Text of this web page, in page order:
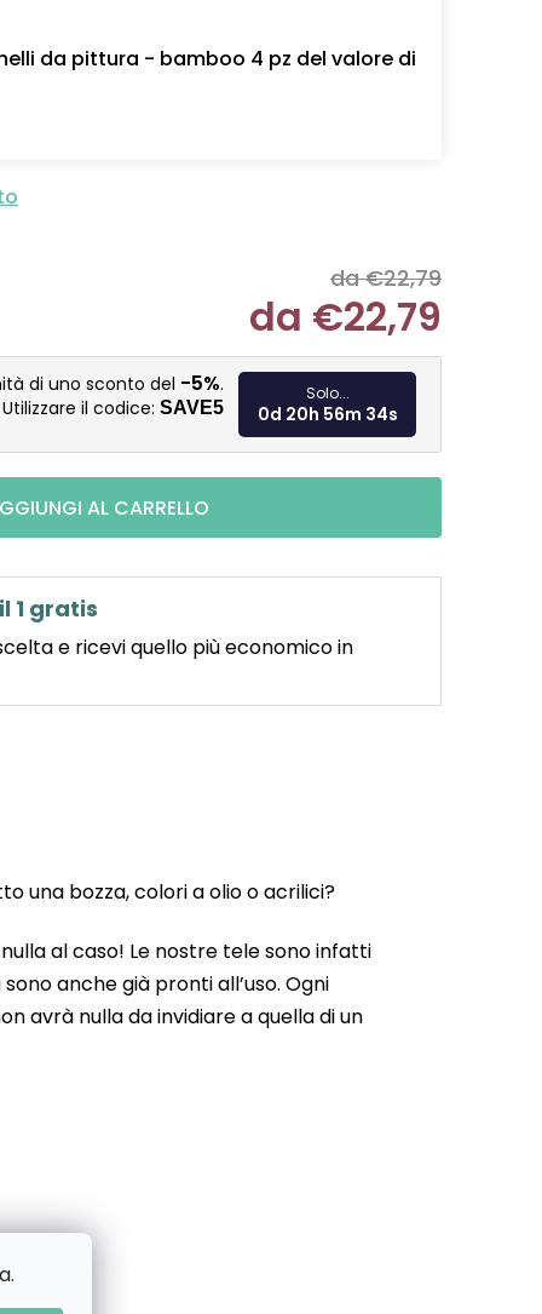
da pittura - bamboo 4 pz del valore di
da €22,79
da €22,79
Misura
di uno sconto del -5%.
Utilizzare il codice: SAVE5
Solo...
0d 20h 56m 33s
AL CARRELLO
1 gratis
e ricevi quello più economico in
una bozza, colori a olio o acrilici?
al caso! Le nostre tele sono infatti
anche già pronti all’uso. Ogni
avrà nulla da invidiare a quella di un